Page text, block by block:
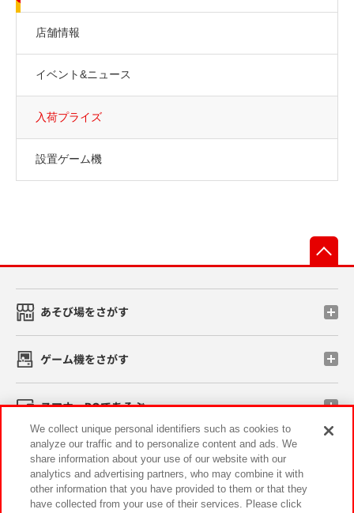
店舗情報
イベント&ニュース
入荷プライズ
設置ゲーム機
あそび場をさがす
ゲーム機をさがす
スマホ・PCであそぶ
イベント・キャンペーン
We collect unique personal identifiers such as cookies to
analyze our traffic and to personalize content and ads. We
share information about your use of our website with our
analytics and advertising partners, who may combine it with
other information that you have provided to them or that they
have collected from your use of their services. Please click